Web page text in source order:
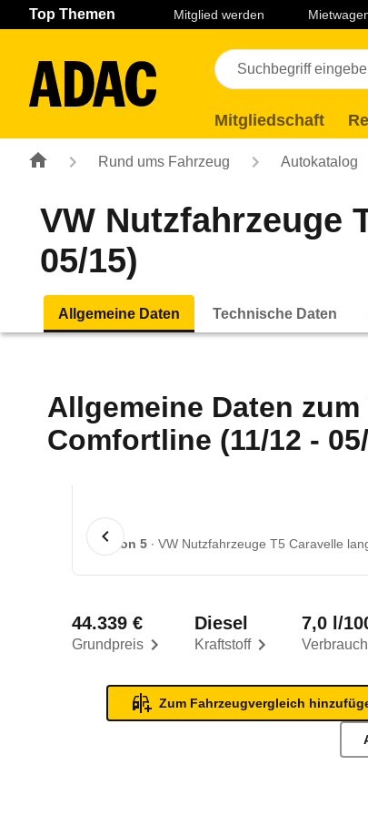
Navigation Seiteninhalt Fußzeile
Top Themen Mitglied werden
Mitgliedschaft
Rund ums Fahrzeug Autokatalog
VW Nutzfahrzeuge
05/15)
Allgemeine Daten Technische Daten
Allgemeine Daten zum
Comfortline (11/12 -
1 von 5 VW Nutzfahrzeuge T5 Caravelle
Grundpreis
44.339 €
Kraftstoff
Diesel
Verbrauch
7,0 l/
Zum Fahrzeugvergleich